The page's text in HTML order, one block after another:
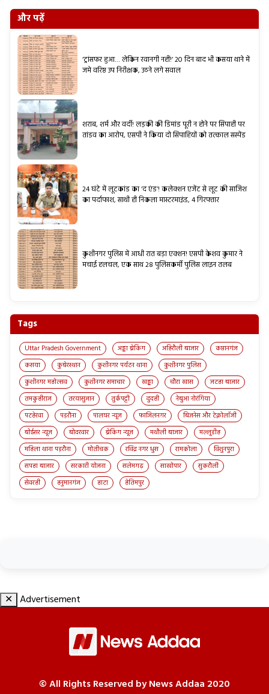
और पढ़ें
‘ट्रांसफर हुआ… लेकिन रवानगी नहीं!’ 20 दिन बाद भी कसया थाने में
जमे वरिष्ठ उप निरीक्षक, उठने लगे सवाल
शराब, शर्म और वर्दी! लड़की की डिमांड पूरी न होने पर सिपाही पर
तांडव का आरोप, एसपी ने किया दो सिपाहियों को तत्काल सस्पेंड
24 घंटे में लूटकांड का ‘द एंड’! कलेक्शन एजेंट से लूट की साजिश
का पर्दाफाश, साथी ही निकला मास्टरमाइंड, 4 गिरफ्तार
कुशीनगर पुलिस में आधी रात बड़ा एक्शन! एसपी केशव कुमार ने
मचाई हलचल, एक साथ 28 पुलिसकर्मी पुलिस लाइन तलब
Tags
Uttar Pradesh Government अड्डा ब्रेकिंग अहिरौली बाजार
कप्तानगंज
कसया
कुबेरस्थान कुशीनगर पर्यटन थाना
कुशीनगर पुलिस
कुशीनगर महोत्सव
कुशीनगर समाचार खड्डा चौरा खास
जटहा बाजार
तमकुहीराज
तरयासुजान तुर्कपट्टी दुदही
नेबुआ नोरंगिया
पटहेरवा
पड़रौना पालघर न्यूज़ फाजिलनगर
बिज़नेस और टेक्नोलॉजी
बोईसर न्यूज़
बोदरवार ब्रेकिंग न्यूज़ मथौली बाजार
मल्लूडीह
महिला थाना पड़रौना
मोतीचक रविंद्र नगर धुस रामकोला
विशुनपुरा
सपहा बाजार
सरकारी योजना सलेमगढ़ साखोपार
सुकरौली
सेवरही
हनुमानगंज हाटा हेतिमपुर
✕ Advertisement
© All Rights Reserved by News Addaa 2020